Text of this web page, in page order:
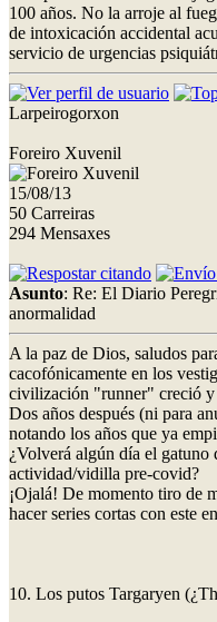
100 años. No la arroje al
de intoxicación accidental
servicio de urgencias
Larpeirogorxon
Foreiro Xuvenil
15/08/13
50 Carreiras
294 Mensaxes
Asunto: Re: El Diario
anormalidad
A la paz de Dios, saludos
cacofónicamente en los
civilización "runner" creció
Dos años después (ni para
notando los años que ya
¿Volverá algún día el gatuno
actividad/vidilla pre-covid?
¡Ojalá! De momento tiro de
hacer series cortas con este
10. Los putos Targaryen